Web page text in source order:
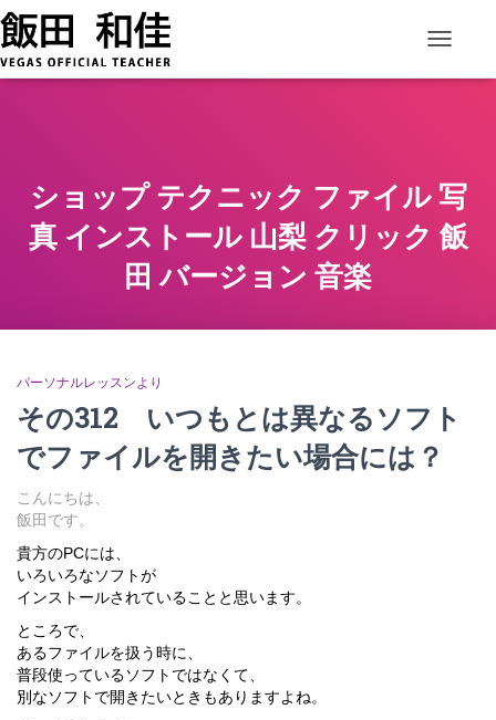
ショップ テクニック ファイル 写
真 インストール 山梨 クリック 飯
田 バージョン 音楽
パーソナルレッスンより
その312 いつもとは異なるソフト
でファイルを開きたい場合には？
こんにちは、
飯田です。
貴方のPCには、
いろいろなソフトが
インストールされていることと思います。
ところで、
あるファイルを扱う時に、
普段使っているソフトではなくて、
別なソフトで開きたいときもありますよね。